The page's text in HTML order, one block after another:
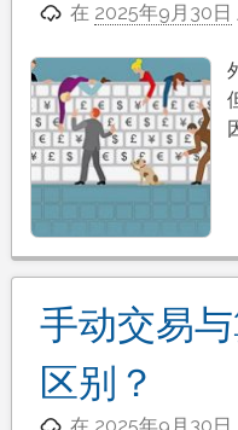
在 2025年9月30日
手动交易
区别？